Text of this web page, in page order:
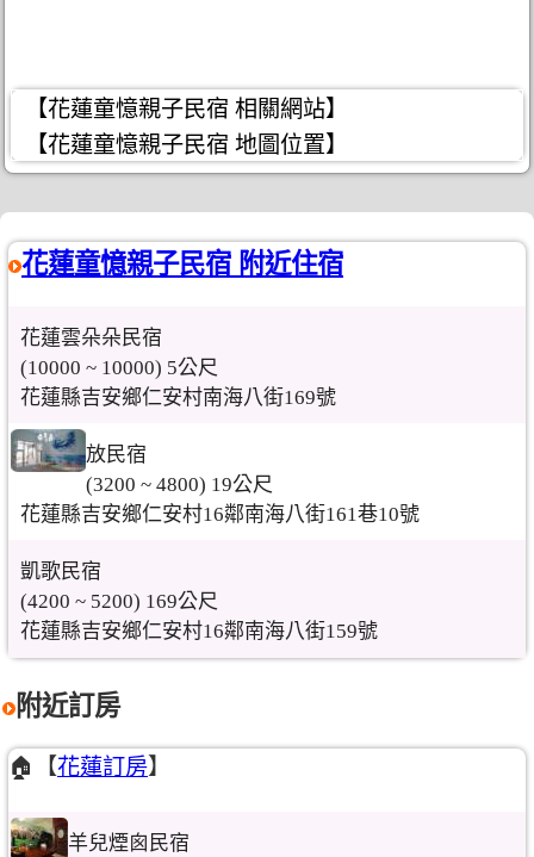
【花蓮童憶親子民宿 相關網站】
【花蓮童憶親子民宿 地圖位置】
花蓮童憶親子民宿 附近住宿
花蓮雲朵朵民宿
(10000 ~ 10000) 5公尺
花蓮縣吉安鄉仁安村南海八街169號
放民宿
(3200 ~ 4800) 19公尺
花蓮縣吉安鄉仁安村16鄰南海八街161巷10號
凱歌民宿
(4200 ~ 5200) 169公尺
花蓮縣吉安鄉仁安村16鄰南海八街159號
附近訂房
🏠【花蓮訂房】
羊兒煙囪民宿